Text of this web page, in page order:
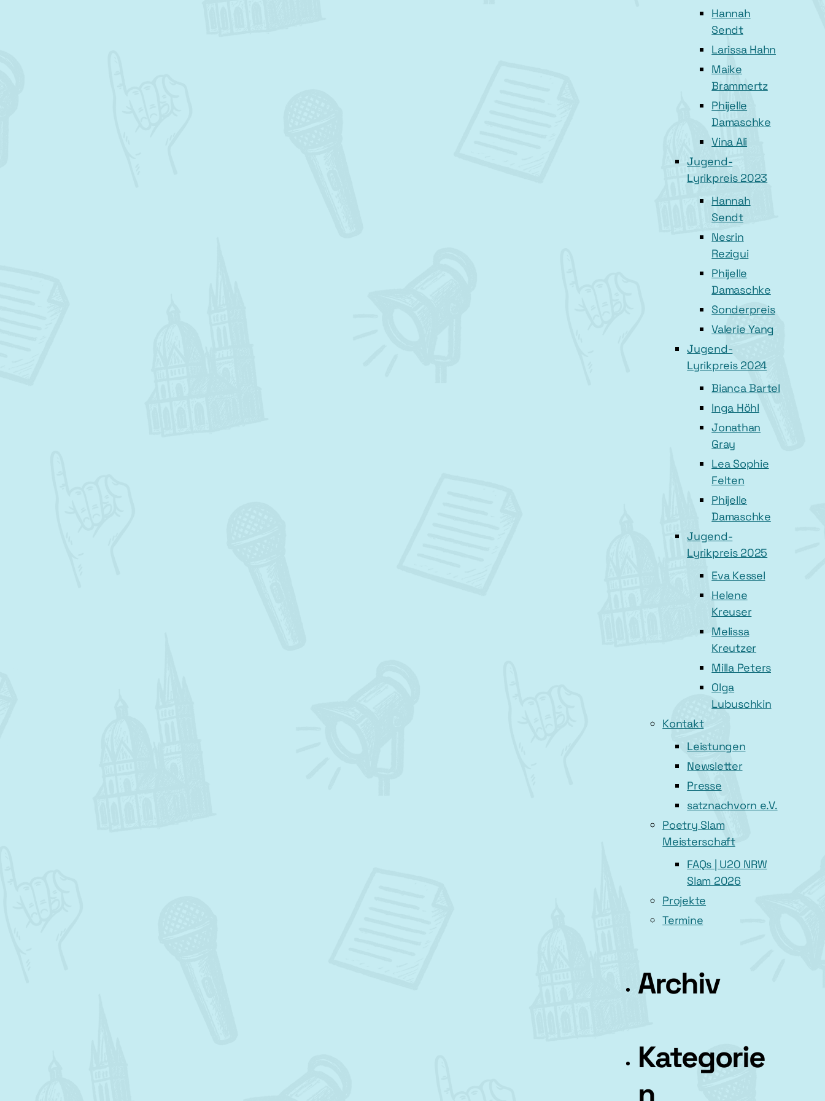
Hannah
Sendt
Larissa Hahn
Maike
Brammertz
Phijelle
Damaschke
Vina Ali
Jugend-
Lyrikpreis 2023
Hannah
Sendt
Nesrin
Rezigui
Phijelle
Damaschke
Sonderpreis
Valerie Yang
Jugend-
Lyrikpreis 2024
Bianca Bartel
Inga Höhl
Jonathan
Gray
Lea Sophie
Felten
Phijelle
Damaschke
Jugend-
Lyrikpreis 2025
Eva Kessel
Helene
Kreuser
Melissa
Kreutzer
Milla Peters
Olga
Lubuschkin
Kontakt
Leistungen
Newsletter
Presse
satznachvorn e.V.
Poetry Slam
Meisterschaft
FAQs | U20 NRW
Slam 2026
Projekte
Termine
Archiv
Kategorie